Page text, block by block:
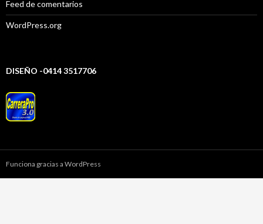
Feed de comentarios
WordPress.org
DISEÑO -0414 3517706
Funciona gracias a WordPress